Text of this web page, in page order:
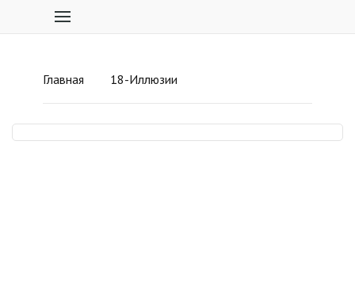
Главная 18-Иллюзии